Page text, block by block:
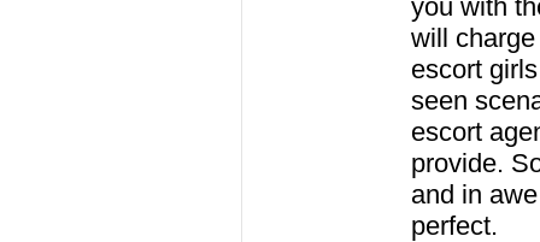
you with
will
escort
seen
escort
provide.
and in
perfect.